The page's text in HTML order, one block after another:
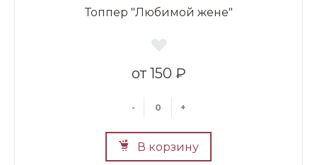
Топпер "Любимой жене"
150 ₽
- +
В корзину